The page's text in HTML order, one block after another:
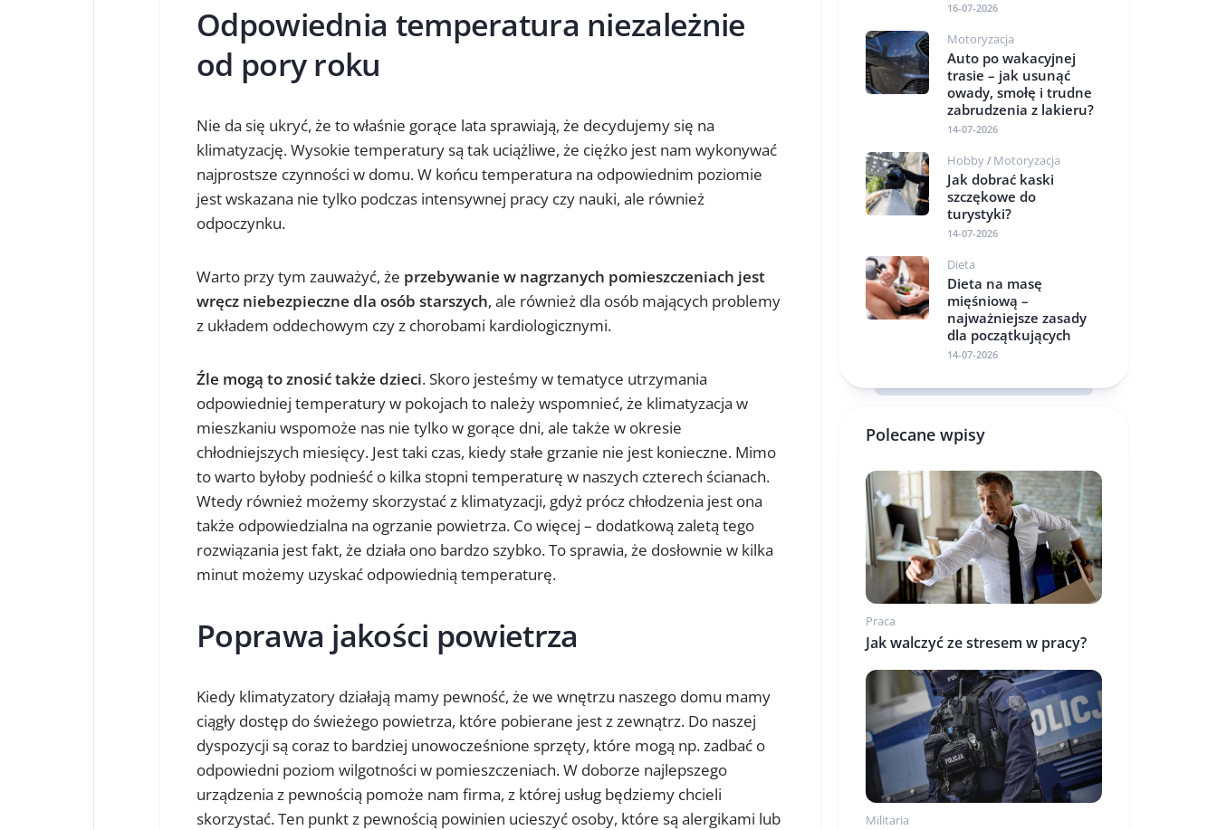
Odpowiednia temperatura niezależnie
od pory roku
Nie da się ukryć, że to właśnie gorące lata sprawiają, że decydujemy się na
klimatyzację. Wysokie temperatury są tak uciążliwe, że ciężko jest nam wykonywać
najprostsze czynności w domu. W końcu temperatura na odpowiednim poziomie
jest wskazana nie tylko podczas intensywnej pracy czy nauki, ale również
odpoczynku.
Warto przy tym zauważyć, że przebywanie w nagrzanych pomieszczeniach jest
wręcz niebezpieczne dla osób starszych, ale również dla osób mających problemy
z układem oddechowym czy z chorobami kardiologicznymi.
Źle mogą to znosić także dzieci. Skoro jesteśmy w tematyce utrzymania
odpowiedniej temperatury w pokojach to należy wspomnieć, że klimatyzacja w
mieszkaniu wspomoże nas nie tylko w gorące dni, ale także w okresie
chłodniejszych miesięcy. Jest taki czas, kiedy stałe grzanie nie jest konieczne. Mimo
to warto byłoby podnieść o kilka stopni temperaturę w naszych czterech ścianach.
Wtedy również możemy skorzystać z klimatyzacji, gdyż prócz chłodzenia jest ona
także odpowiedzialna na ogrzanie powietrza. Co więcej – dodatkową zaletą tego
rozwiązania jest fakt, że działa ono bardzo szybko. To sprawia, że dosłownie w kilka
minut możemy uzyskać odpowiednią temperaturę.
Poprawa jakości powietrza
Kiedy klimatyzatory działają mamy pewność, że we wnętrzu naszego domu mamy
ciągły dostęp do świeżego powietrza, które pobierane jest z zewnątrz. Do naszej
dyspozycji są coraz to bardziej unowocześnione sprzęty, które mogą np. zadbać o
odpowiedni poziom wilgotności w pomieszczeniach. W doborze najlepszego
urządzenia z pewnością pomoże nam firma, z której usług będziemy chcieli
skorzystać. Ten punkt z pewnością powinien ucieszyć osoby, które są alergikami lub
16-07-2026
Motoryzacja
Auto po wakacyjnej
trasie – jak usunąć
owady, smołę i trudne
zabrudzenia z lakieru?
14-07-2026
Hobby/ Motoryzacja
Jak dobrać kaski
szczękowe do
turystyki?
14-07-2026
Dieta
Dieta na masę
mięśniową –
najważniejsze zasady
dla początkujących
14-07-2026
Polecane wpisy
Praca
Jak walczyć ze stresem w pracy?
Militaria